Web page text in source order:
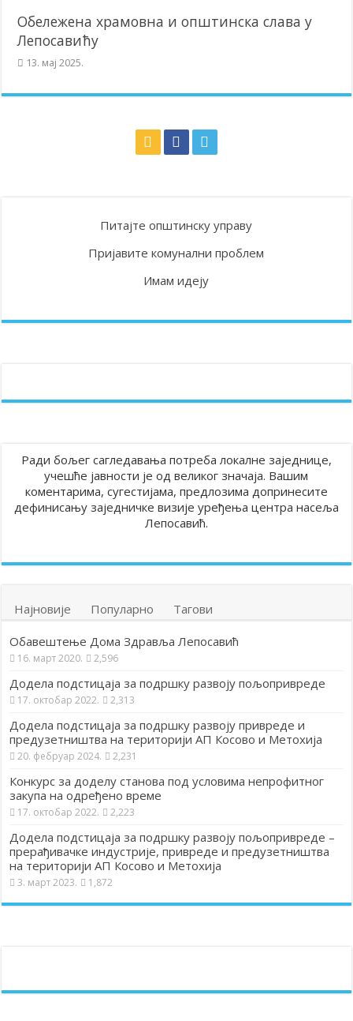
Обележена храмовна и општинска слава у
Лепосавићу
13. мај 2025.
Питајте општинску управу
Пријавите комунални проблем
Имам идеју
Ради бољег сагледавања потреба локалне заједнице,
учешће јавности је од великог значаја. Вашим
коментарима, сугестијама, предлозима допринесите
дефинисању заједничке визије уређења центра насеља
Лепосавић.
Најновије Популарно Тагови
Обавештење Дома Здравља Лепосавић
16. март 2020. 2,596
Додела подстицаја за подршку развоју пољопривреде
17. октобар 2022. 2,313
Додела подстицаја за подршку развоју привреде и
предузетништва на територији АП Косово и Метохија
20. фебруар 2024. 2,231
Конкурс за доделу станова под условима непрофитног
закупа на одређено време
17. октобар 2022. 2,223
Додела подстицаја за подршку развоју пољопривреде –
прерађивачке индустрије, привреде и предузетништва
на територији АП Косово и Метохија
3. март 2023. 1,872